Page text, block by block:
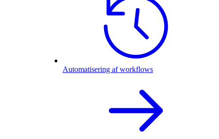
Automatisering af workflows